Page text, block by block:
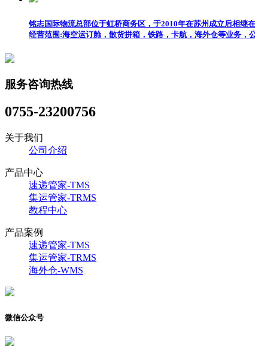
铭志国际物流总部位于虹桥商务区，于2010年在苏州成立后相继
经营范围:海空运订舱，散货拼箱，铁路，卡航，海外仓等业务，
服务咨询热线
0755-23200756
关于我们
公司介绍
产品中心
速递管家-TMS
集运管家-TRMS
教程中心
产品案例
速递管家-TMS
集运管家-TRMS
海外仓-WMS
微信公众号